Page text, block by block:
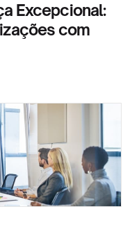
Excepcional:
com